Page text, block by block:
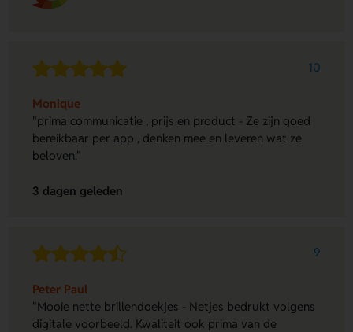
10
Monique
"prima communicatie , prijs en product - Ze zijn goed
bereikbaar per app , denken mee en leveren wat ze
beloven."
3 dagen geleden
9
Peter Paul
"Mooie nette brillendoekjes - Netjes bedrukt volgens
digitale voorbeeld. Kwaliteit ook prima van de